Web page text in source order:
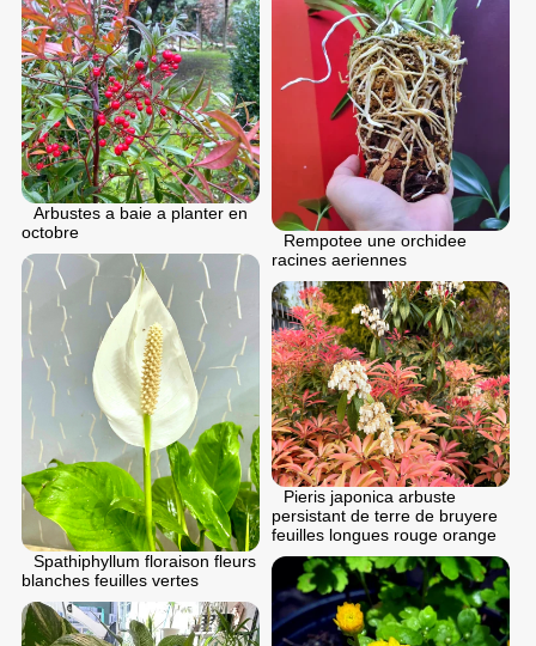
Arbustes a baie a planter en
octobre
Rempotee une orchidee
racines aeriennes
Spathiphyllum floraison fleurs
blanches feuilles vertes
Pieris japonica arbuste
persistant de terre de bruyere
feuilles longues rouge orange